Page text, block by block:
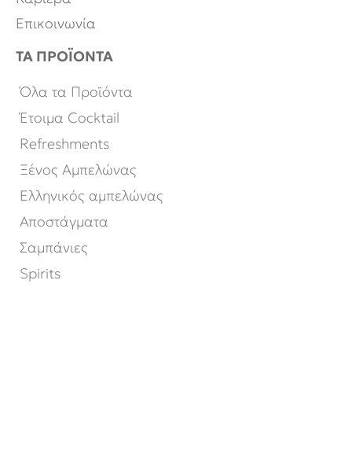
Επικοινωνία
ΤΑ ΠΡΟΪΟΝΤΑ
Όλα τα Προϊόντα
Έτοιμα Cocktail
Refreshments
Ξένος Αμπελώνας
Ελληνικός αμπελώνας
Αποστάγματα
Σαμπάνιες
Spirits